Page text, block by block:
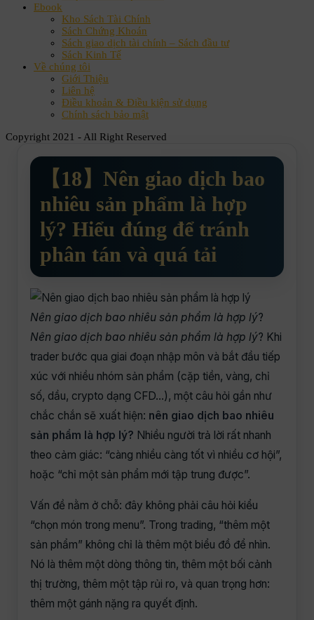
Ebook
Kho Sách Tài Chính
Sách Chứng Khoán
Sách giao dịch tài chính – Sách đầu tư
Sách Kinh Tế
Về chúng tôi
Giới Thiệu
Liên hệ
Điều khoản & Điều kiện sử dụng
Chính sách bảo mật
Copyright 2021 - All Right Reserved
【18】Nên giao dịch bao
nhiêu sản phẩm là hợp
lý? Hiểu đúng để tránh
phân tán và quá tải
Nên giao dịch bao nhiêu sản phẩm là hợp lý?
Nên giao dịch bao nhiêu sản phẩm là hợp lý? Khi
trader bước qua giai đoạn nhập môn và bắt đầu tiếp
xúc với nhiều nhóm sản phẩm (cặp tiền, vàng, chỉ
số, dầu, crypto dạng CFD…), một câu hỏi gần như
chắc chắn sẽ xuất hiện: nên giao dịch bao nhiêu
sản phẩm là hợp lý? Nhiều người trả lời rất nhanh
theo cảm giác: “càng nhiều càng tốt vì nhiều cơ hội”,
hoặc “chỉ một sản phẩm mới tập trung được”.
Vấn đề nằm ở chỗ: đây không phải câu hỏi kiểu
“chọn món trong menu”. Trong trading, “thêm một
sản phẩm” không chỉ là thêm một biểu đồ để nhìn.
Nó là thêm một dòng thông tin, thêm một bối cảnh
thị trường, thêm một tập rủi ro, và quan trọng hơn:
thêm một gánh nặng ra quyết định.